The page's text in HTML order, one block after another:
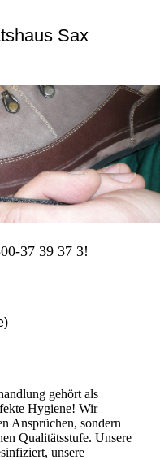
Sax
37 39 37 3!
gehört als
Hygiene! Wir
Ansprüchen, sondern
Qualitätsstufe. Unsere
unsere